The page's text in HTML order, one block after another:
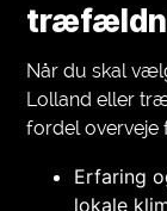
Når du skal
Lolland eller
fordel overveje
Erfaring
lokale